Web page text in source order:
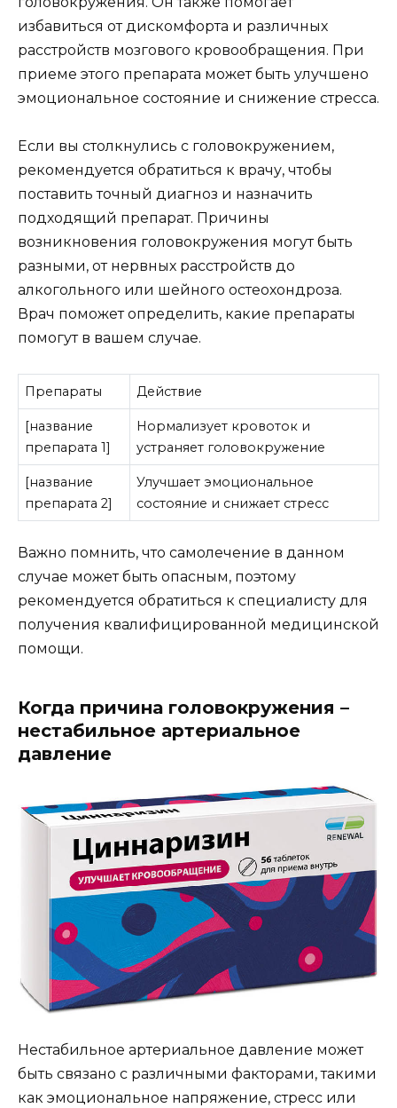
избавиться от дискомфорта и различных
расстройств мозгового кровообращения. При
приеме этого препарата может быть улучшено
эмоциональное состояние и снижение стресса.
Если вы столкнулись с головокружением,
рекомендуется обратиться к врачу, чтобы
поставить точный диагноз и назначить
подходящий препарат. Причины
возникновения головокружения могут быть
разными, от нервных расстройств до
алкогольного или шейного остеохондроза.
Врач поможет определить, какие препараты
помогут в вашем случае.
Препараты Действие
[название
препарата 1]
Нормализует кровоток и
устраняет головокружение
[название
препарата 2]
Улучшает эмоциональное
состояние и снижает стресс
Важно помнить, что самолечение в данном
случае может быть опасным, поэтому
рекомендуется обратиться к специалисту для
получения квалифицированной медицинской
помощи.
Когда причина головокружения –
нестабильное артериальное
давление
Нестабильное артериальное давление может
быть связано с различными факторами, такими
как эмоциональное напряжение, стресс или